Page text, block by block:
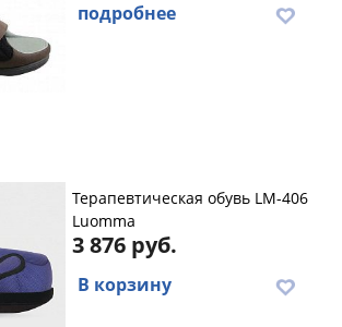
подробнее
Терапевтическая обувь LM-406
Luomma
3 876 руб.
В корзину